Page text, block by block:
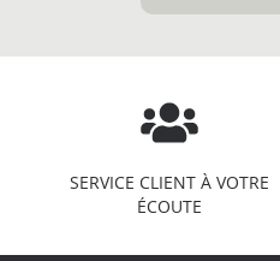
SERVICE CLIENT À VOTRE
ÉCOUTE